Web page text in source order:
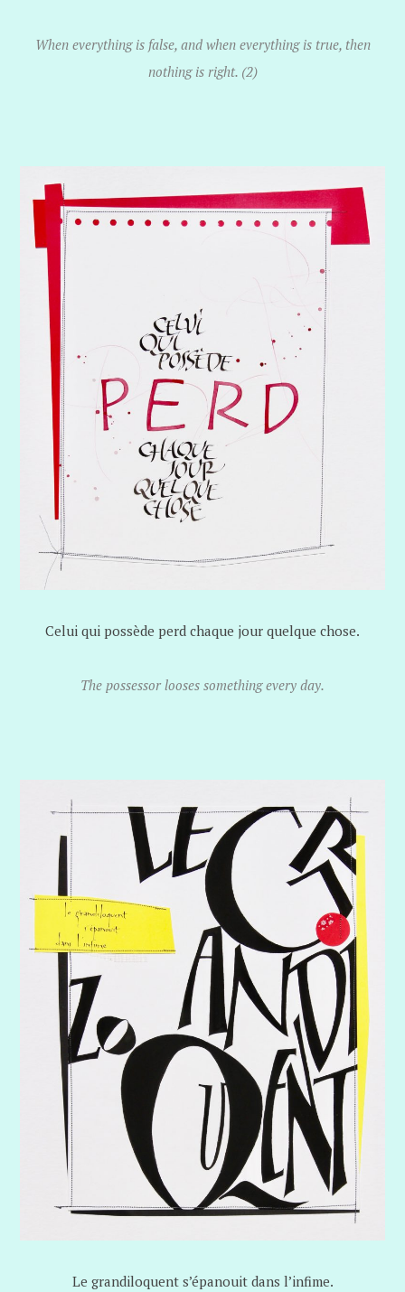
When everything is false, and when everything is true, then
nothing is right. (2)
Celui qui possède perd chaque jour quelque chose.
The possessor looses something every day.
Le grandiloquent s’épanouit dans l’infime.